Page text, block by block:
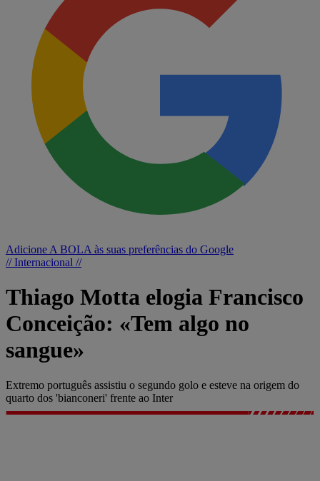
Adicione A BOLA às suas preferências do Google
// Internacional //
Thiago Motta elogia Francisco
Conceição: «Tem algo no
sangue»
Extremo português assistiu o segundo golo e esteve na origem do
quarto dos 'bianconeri' frente ao Inter